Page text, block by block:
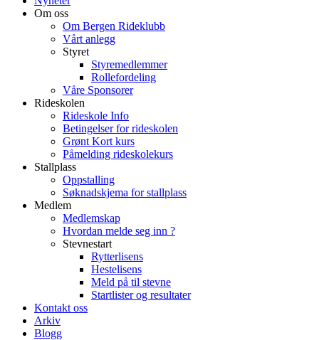
Om oss
Om Bergen Rideklubb
Vårt anlegg
Styret
Styremedlemmer
Rollefordeling
Våre Sponsorer
Rideskolen
Rideskole Info
Betingelser for rideskolen
Grønt Kort kurs
Påmelding rideskolekurs
Stallplass
Oppstalling
Søknadskjema for stallplass
Medlem
Medlemskap
Hvordan melde seg inn ?
Stevnestart
Rytterlisens
Hestelisens
Meld på til stevne
Startlister og resultater
Kontakt oss
Arkiv
Blogg